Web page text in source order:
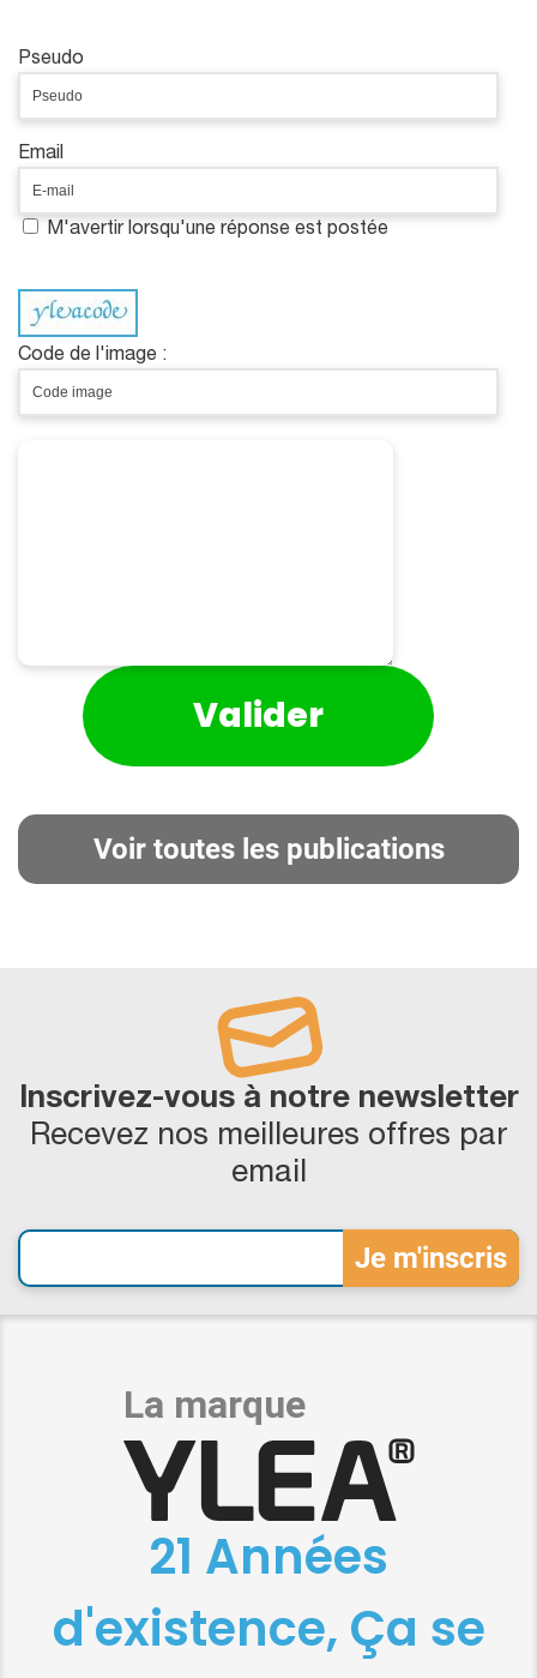
Pseudo
Email
M'avertir lorsqu'une réponse est postée
Code de l'image :
Voir toutes les publications
Inscrivez-vous à notre newsletter
Recevez nos meilleures offres par
email
21 Années
d'existence, Ça se